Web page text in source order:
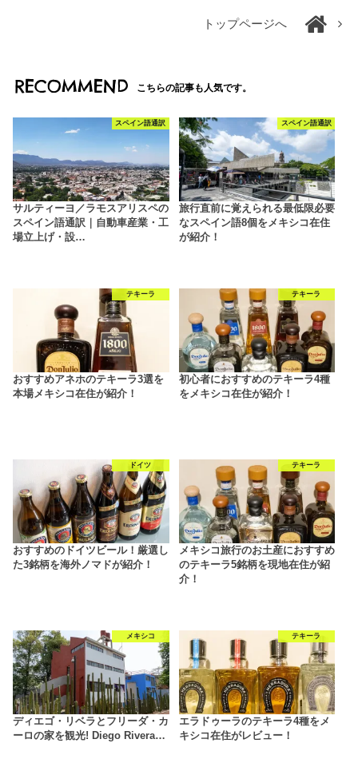
トップページへ
RECOMMEND こちらの記事も人気です。
スペイン語通訳
サルティーヨ／ラモスアリスペの
スペイン語通訳｜自動車産業・工
場立上げ・設…
スペイン語通訳
旅行直前に覚えられる最低限必要
なスペイン語8個をメキシコ在住
が紹介！
テキーラ
おすすめアネホのテキーラ3選を
本場メキシコ在住が紹介！
テキーラ
初心者におすすめのテキーラ4種
をメキシコ在住が紹介！
ドイツ
おすすめのドイツビール！厳選し
た3銘柄を海外ノマドが紹介！
テキーラ
メキシコ旅行のお土産におすすめ
のテキーラ5銘柄を現地在住が紹
介！
メキシコ
ディエゴ・リベラとフリーダ・カ
ーロの家を観光! Diego Rivera…
テキーラ
エラドゥーラのテキーラ4種をメ
キシコ在住がレビュー！